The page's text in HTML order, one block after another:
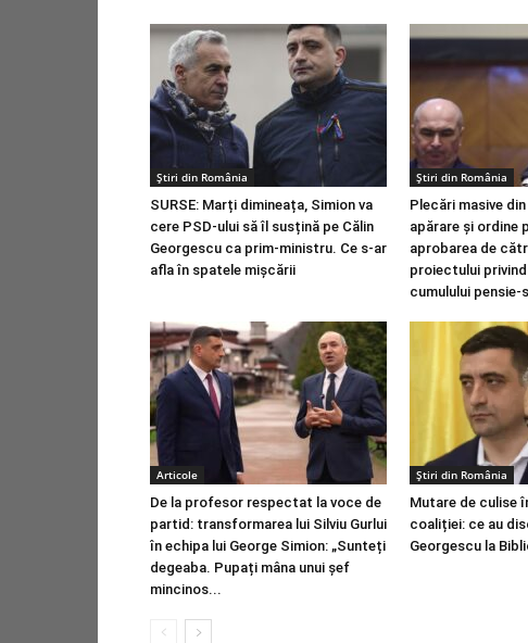
Știri din România
SURSE: Marți dimineața, Simion va
cere PSD-ului să îl susțină pe Călin
Georgescu ca prim-ministru. Ce s-ar
afla în spatele mișcării
Știri din România
Plecări masive
apărare și ordine
aprobarea de
proiectului
cumulului pensie-
Articole
De la profesor respectat la voce de
partid: transformarea lui Silviu Gurlui
în echipa lui George Simion: „Sunteți
degeaba. Pupați mâna unui șef
mincinos...
Știri din România
Mutare de culise
coaliției: ce au
Georgescu la